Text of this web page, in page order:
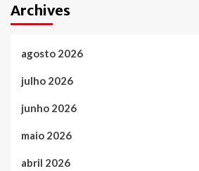
Archives
agosto 2026
julho 2026
junho 2026
maio 2026
abril 2026